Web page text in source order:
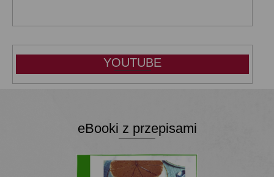
YOUTUBE
eBooki z przepisami